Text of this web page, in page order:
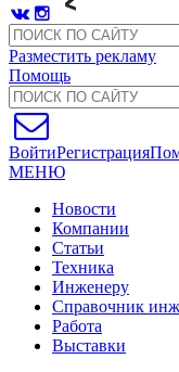
Разместить рекламу
Помощь
ВойтиРегистрация
МЕНЮ
Новости
Компании
Статьи
Техника
Инженеру
Справочник
Работа
Выставки